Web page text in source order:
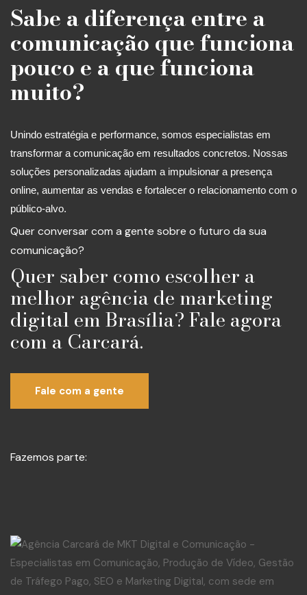
Sabe a diferença entre a
comunicação que funciona
pouco e a que funciona
muito?
Unindo estratégia e performance, somos especialistas em
transformar a comunicação em resultados concretos. Nossas
soluções personalizadas ajudam a impulsionar a presença
online, aumentar as vendas e fortalecer o relacionamento com o
público-alvo.
Quer conversar com a gente sobre o futuro da sua
comunicação?
Quer saber como escolher a
melhor agência de marketing
digital em Brasília? Fale agora
com a Carcará.
Fale com a gente
Fazemos parte: